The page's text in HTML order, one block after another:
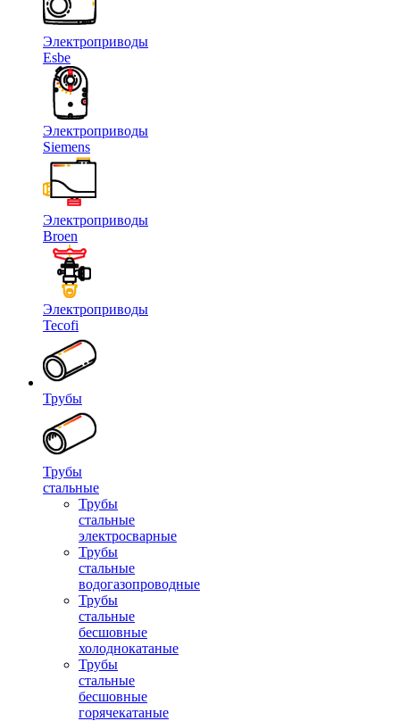
Электроприводы
Esbe
Электроприводы
Siemens
Электроприводы
Broen
Электроприводы
Tecofi
Трубы
Трубы
стальные
Трубы
стальные
электросварные
Трубы
стальные
водогазопроводные
Трубы
стальные
бесшовные
холоднокатаные
Трубы
стальные
бесшовные
горячекатаные